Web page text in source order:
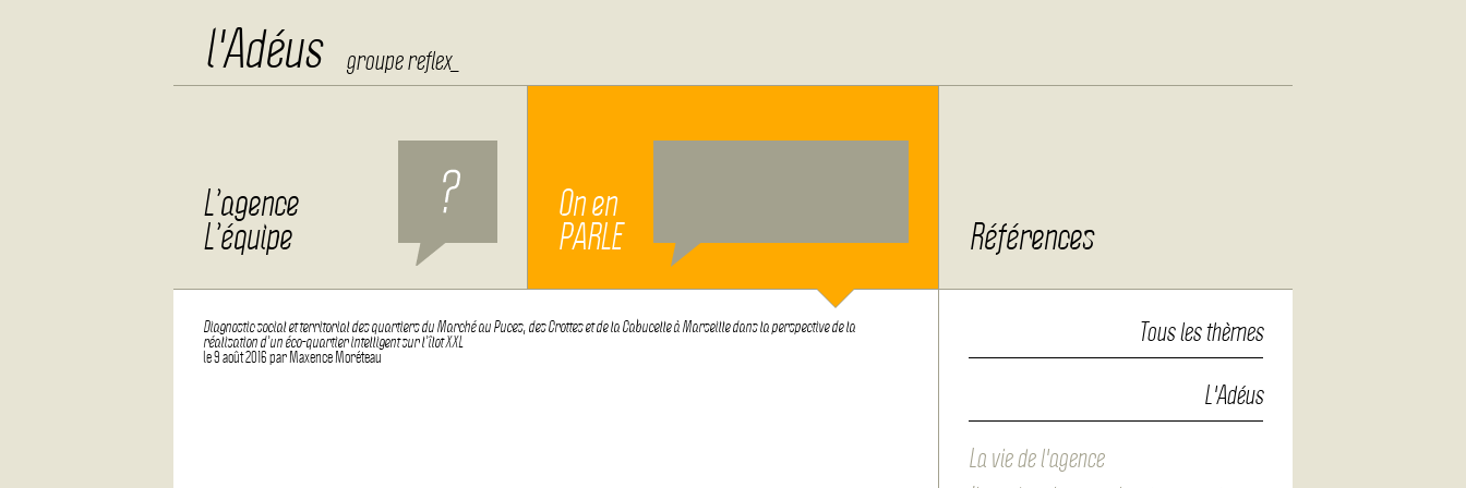
l'Adéus groupe reflex_
L’agence
L’équipe
On en
PARLE Références
Diagnostic social et territorial des quartiers du Marché au Puces, des Crottes et de la Cabucelle à Marseille dans la perspective de la
réalisation d’un éco-quartier intelligent sur l’îlot XXL
le9 août 2016parMaxence Moréteau
Tous les thèmes
L'Adéus
La vie de l'agence